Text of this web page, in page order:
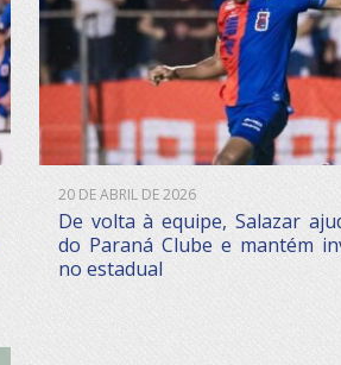
20 DE ABRIL DE 2026
De volta à equipe, Salazar
do Paraná Clube e mantém
no estadual